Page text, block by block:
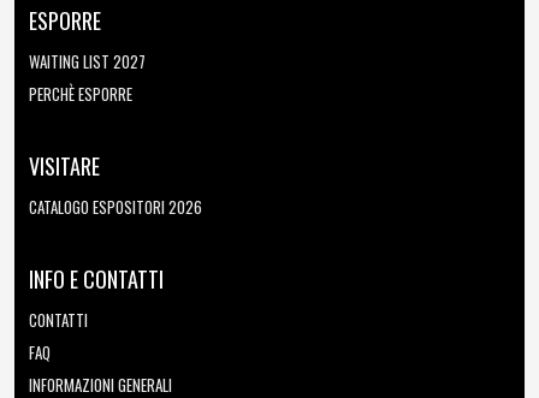
ESPORRE
WAITING LIST 2027
PERCHÈ ESPORRE
VISITARE
CATALOGO ESPOSITORI 2026
INFO E CONTATTI
CONTATTI
FAQ
INFORMAZIONI GENERALI